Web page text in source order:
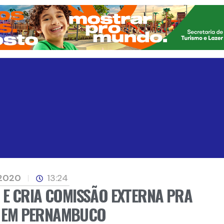
13:24
CRIA COMISSÃO EXTERNA PRA
PERNAMBUCO